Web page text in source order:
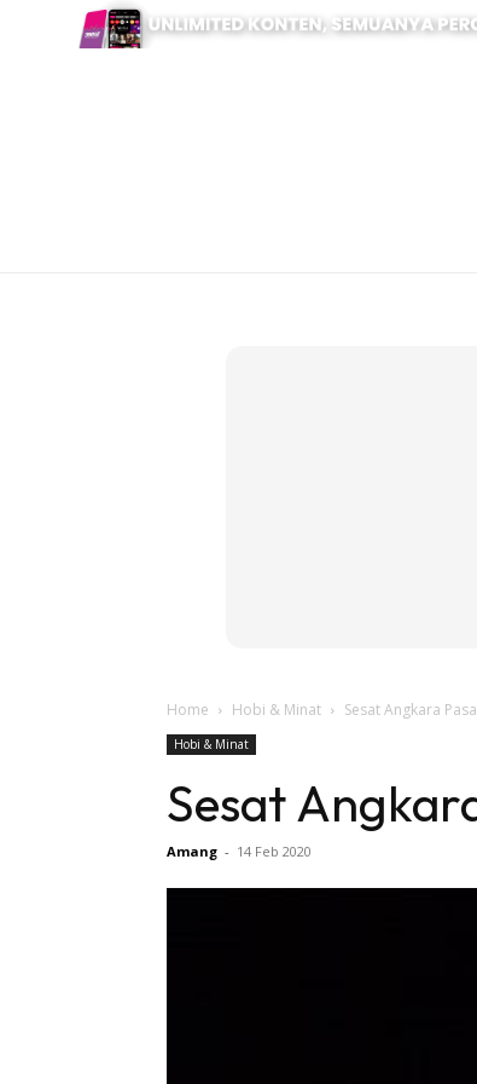
Home Hobi & Minat Sesat Angkara
Hobi & Minat
Sesat
Amang - 14 Feb 2020